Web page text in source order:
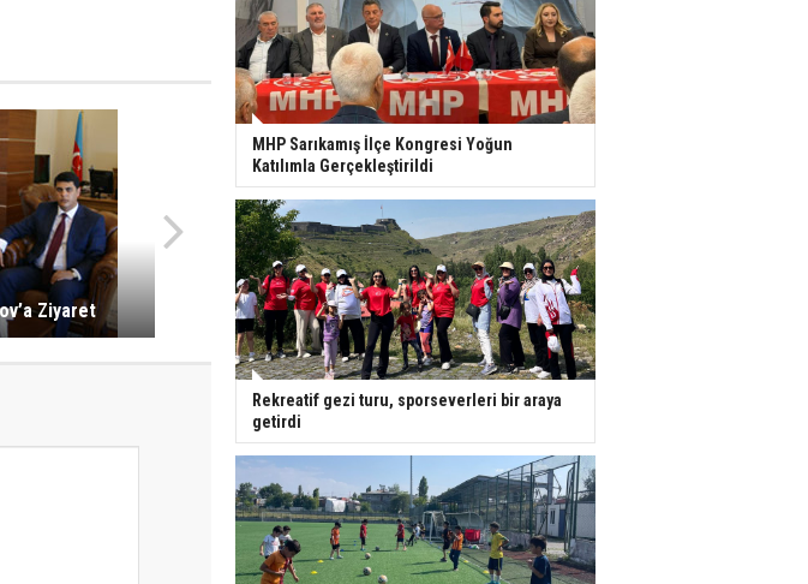
Ziyaret
MHP Sarıkamış İlçe Kongresi Yoğun
Katılımla Gerçekleştirildi
Rekreatif gezi turu, sporseverleri bir araya
getirdi